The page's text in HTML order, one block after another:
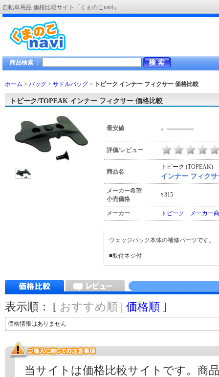
自転車用品 価格比較サイト「くまのこnavi」
商品検索 ：
ホーム > バッグ > サドルバッグ > トピーク インナー フィクサー 価格比較
トピーク/TOPEAK インナー フィクサー 価格比較
最安値 ¥ ―――
評価/レビュー
商品名
トピーク (TOPEAK)
インナー フィクサ
メーカー希望
小売価格
¥315
メーカー トピーク メーカー
ウェッジパック本体の補修パーツです。
■取付ネジ付
表示順： [ おすすめ順 | 価格順 ]
価格情報はありません
当サイトは価格比較サイトです。商